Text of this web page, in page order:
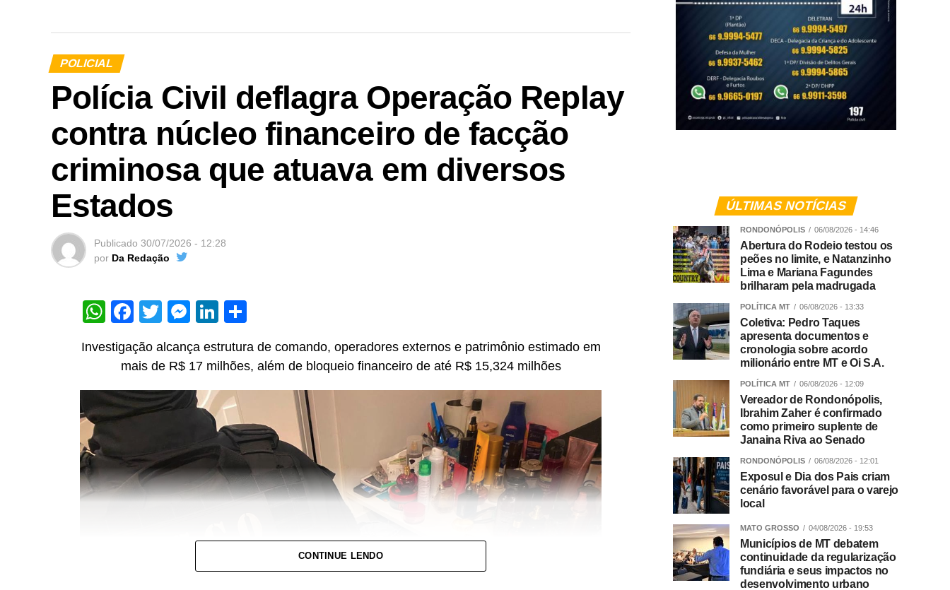
POLICIAL
Polícia Civil deflagra Operação Replay
contra núcleo financeiro de facção
criminosa que atuava em diversos
Estados
Publicado 30/07/2026 - 12:28
por Da Redação
WhatsApp
Facebook
TwitterMessenger
LinkedIn
Investigação alcança estrutura de comando, operadores externos e patrimônio estimado em
mais de R$ 17 milhões, além de bloqueio financeiro de até R$ 15,324 milhões
CONTINUE LENDO
ÚLTIMAS NOTÍCIAS
RONDONÓPOLIS 06/08/2026 - 14:46
Abertura do Rodeio testou os
peões no limite, e Natanzinho
Lima e Mariana Fagundes
brilharam pela madrugada
POLÍTICA MT 06/08/2026 - 13:33
Coletiva: Pedro Taques
apresenta documentos e
cronologia sobre acordo
milionário entre MT e Oi S.A.
POLÍTICA MT 06/08/2026 - 12:09
Vereador de Rondonópolis,
Ibrahim Zaher é confirmado
como primeiro suplente de
Janaina Riva ao Senado
RONDONÓPOLIS 06/08/2026 - 12:01
Exposul e Dia dos Pais criam
cenário favorável para o varejo
local
MATO GROSSO 04/08/2026 - 19:53
Municípios de MT debatem
continuidade da regularização
fundiária e seus impactos no
desenvolvimento urbano